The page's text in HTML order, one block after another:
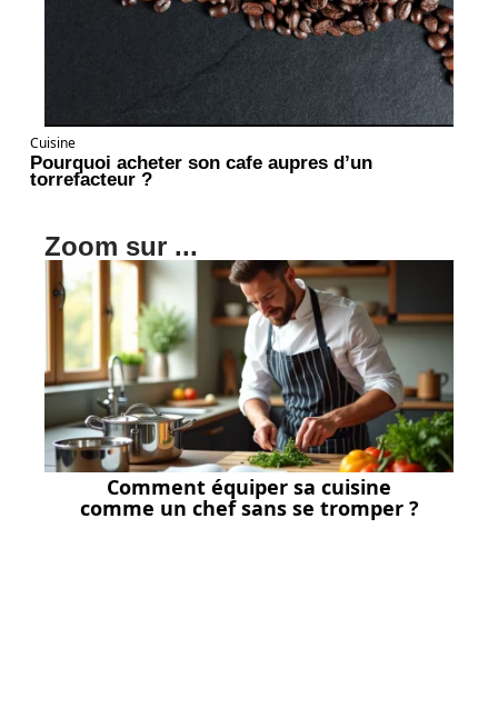
Cuisine
Pourquoi acheter son cafe aupres d’un
torrefacteur ?
Zoom sur ...
Comment équiper sa cuisine
comme un chef sans se tromper ?